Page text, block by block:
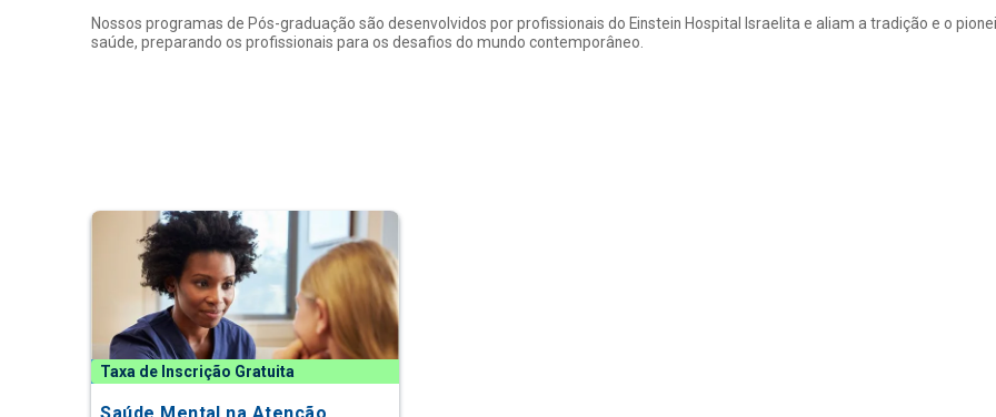
Nossos programas de Pós-graduação são desenvolvidos por profissionais do Einstein Hospital Israelita e aliam a tradição e o
saúde, preparando os profissionais para os desafios do mundo contemporâneo.
Taxa de Inscrição Gratuita